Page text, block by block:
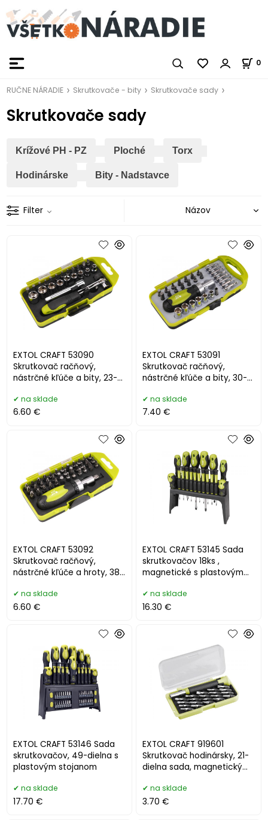
0
RUČNE NÁRADIE Skrutkovače - bity Skrutkovače sady
Skrutkovače sady
Krížové PH - PZ Ploché Torx
Hodinárske Bity - Nadstavce
Filter
EXTOL CRAFT 53090
Skrutkovač račňový,
nástrčné kľúče a bity, 23-
na sklade
6.60 €
EXTOL CRAFT 53091
Skrutkovač račňový,
nástrčné kľúče a bity, 30-
na sklade
7.40 €
EXTOL CRAFT 53092
Skrutkovač račňový,
nástrčné kľúče a hroty, 38-
na sklade
6.60 €
EXTOL CRAFT 53145 Sada
skrutkovačov 18ks ,
magnetické s plastovým
na sklade
16.30 €
EXTOL CRAFT 53146 Sada
skrutkovačov, 49-dielna s
plastovým stojanom
na sklade
17.70 €
EXTOL CRAFT 919601
Skrutkovač hodinársky, 21-
dielna sada, magnetický
na sklade
3.70 €